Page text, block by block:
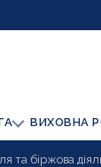
ВИХОВНА
та біржова